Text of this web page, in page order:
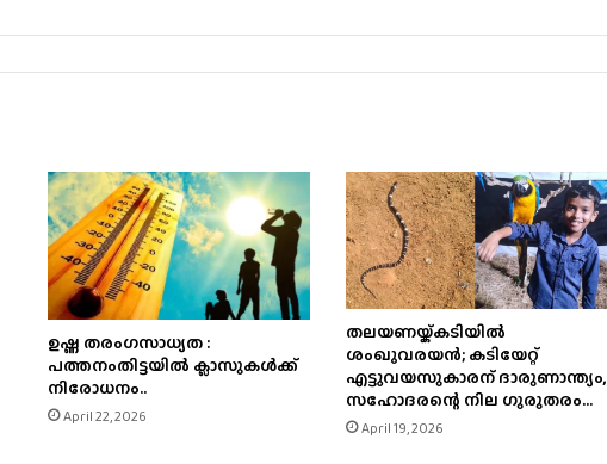
ഉഷ്ണ തരംഗസാധ്യത :
പത്തനംതിട്ടയില്‍ ക്ലാസുകള്‍ക്ക്
നിരോധനം..
April 22, 2026
തലയണയ്ക്കടിയില്‍
ശംഖുവരയന്‍; കടിയേറ്റ്
എട്ടുവയസുകാരന് ദാരുണാന്ത്യം,
സഹോദരന്റെ നില ഗുരുതരം…
April 19, 2026